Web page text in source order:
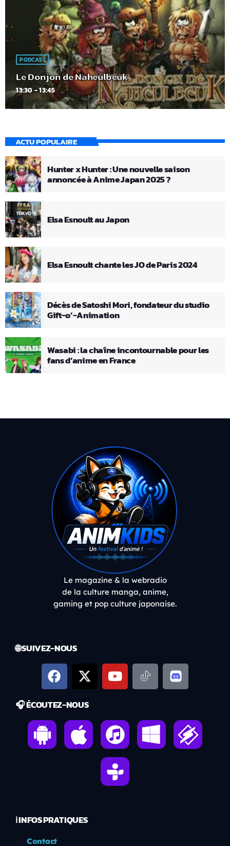
PODCAST
Le Donjon de Naheulbeuk
13:30 - 13:45
ACTU POPULAIRE
Hunter x Hunter : Une nouvelle saison
annoncée à Anime Japan 2025 ?
Elsa Esnoult au Japon
Elsa Esnoult chante les JO de Paris 2024
Décès de Satoshi Mori, fondateur du studio
Gift-o’-Animation
Wasabi : la chaîne incontournable pour les
fans d’anime en France
Le magazine & la webradio
de la culture manga, anime,
gaming et pop culture japonaise.
🌐 SUIVEZ-NOUS
🎧 ÉCOUTEZ-NOUS
ℹ️ INFOS PRATIQUES
Contact